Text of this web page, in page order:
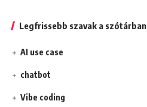
Legfrissebb szavak a szótárban
AI use case
chatbot
Vibe coding